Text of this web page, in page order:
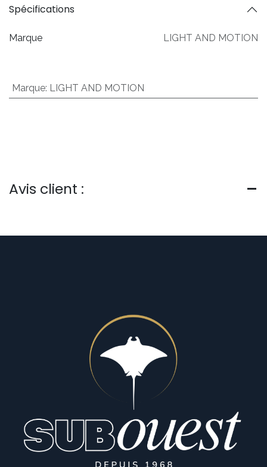
Spécifications
Marque LIGHT AND MOTION
Marque: LIGHT AND MOTION
Avis client :